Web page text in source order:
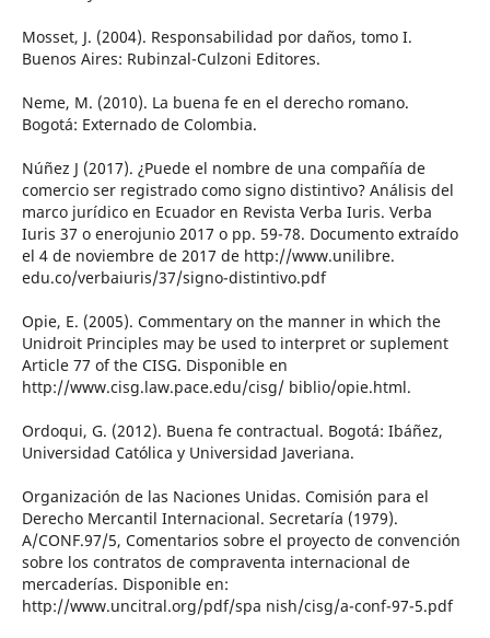
Mosset, J. (2004). Responsabilidad por daños, tomo I.
Buenos Aires: Rubinzal-Culzoni Editores.
Neme, M. (2010). La buena fe en el derecho romano.
Bogotá: Externado de Colombia.
Núñez J (2017). ¿Puede el nombre de una compañía de
comercio ser registrado como signo distintivo? Análisis del
marco jurídico en Ecuador en Revista Verba Iuris. Verba
Iuris 37 o enerojunio 2017 o pp. 59-78. Documento extraído
el 4 de noviembre de 2017 de http://www.unilibre.
edu.co/verbaiuris/37/signo-distintivo.pdf
Opie, E. (2005). Commentary on the manner in which the
Unidroit Principles may be used to interpret or suplement
Article 77 of the CISG. Disponible en
http://www.cisg.law.pace.edu/cisg/ biblio/opie.html.
Ordoqui, G. (2012). Buena fe contractual. Bogotá: Ibáñez,
Universidad Católica y Universidad Javeriana.
Organización de las Naciones Unidas. Comisión para el
Derecho Mercantil Internacional. Secretaría (1979).
A/CONF.97/5, Comentarios sobre el proyecto de convención
sobre los contratos de compraventa internacional de
mercaderías. Disponible en:
http://www.uncitral.org/pdf/spa nish/cisg/a-conf-97-5.pdf